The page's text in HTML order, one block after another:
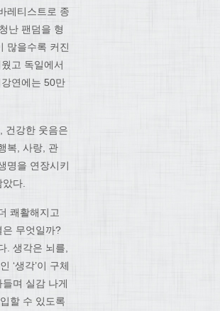
레티스트로 종
난 팬덤을 형
을수록 커진
고 독일에서
연에는 50만
건강한 웃음은
복, 사랑, 관
명을 연장시키
다.
쾌활해지고
무엇일까?
. 생각은 뇌를,
‘생각’이 구체
며 실감 나게
할 수 있도록